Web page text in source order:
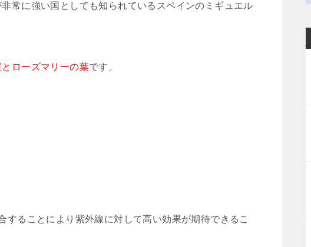
常に強い国としても知られているスペインのミギュエル
ローズマリーの葉です。
ることにより紫外線に対して高い効果が期待できるこ